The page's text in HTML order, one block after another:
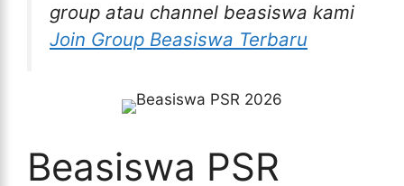
group atau channel beasiswa kami
Join Group Beasiswa Terbaru
Beasiswa PSR